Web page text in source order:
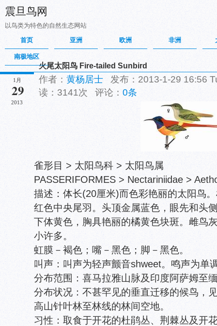
震旦鸟网
以鸟类为特色的自然生态网站
首页
亚洲 欧洲 非洲
南极地区
1月
29
2013
火尾太阳鸟 Fire-tailed Sunbird
作者： 黄杨居士 发布：2013-1-29 16:56
读：3141次 评论： 0条
雀形目 > 太阳鸟科 > 太阳鸟属
PASSERIFORMES > Nectariniidae >
描述：体长(20厘米)而色彩艳丽的太阳鸟
红色中央尾羽。头顶金属蓝色，眼先和头
下体黄色，胸具艳丽的橘黄色块斑。雌鸟
小许多。
虹膜－褐色；嘴－黑色；脚－黑色。
叫声：叫声为轻声颤音shweet。鸣声为单
分布范围：喜马拉雅山脉及印度阿萨姆至
分布状况：不甚罕见的垂直迁移的候鸟，
高山针叶林至林线的林间空地。
习性：取食于开花的杜鹃丛、荆棘丛及开